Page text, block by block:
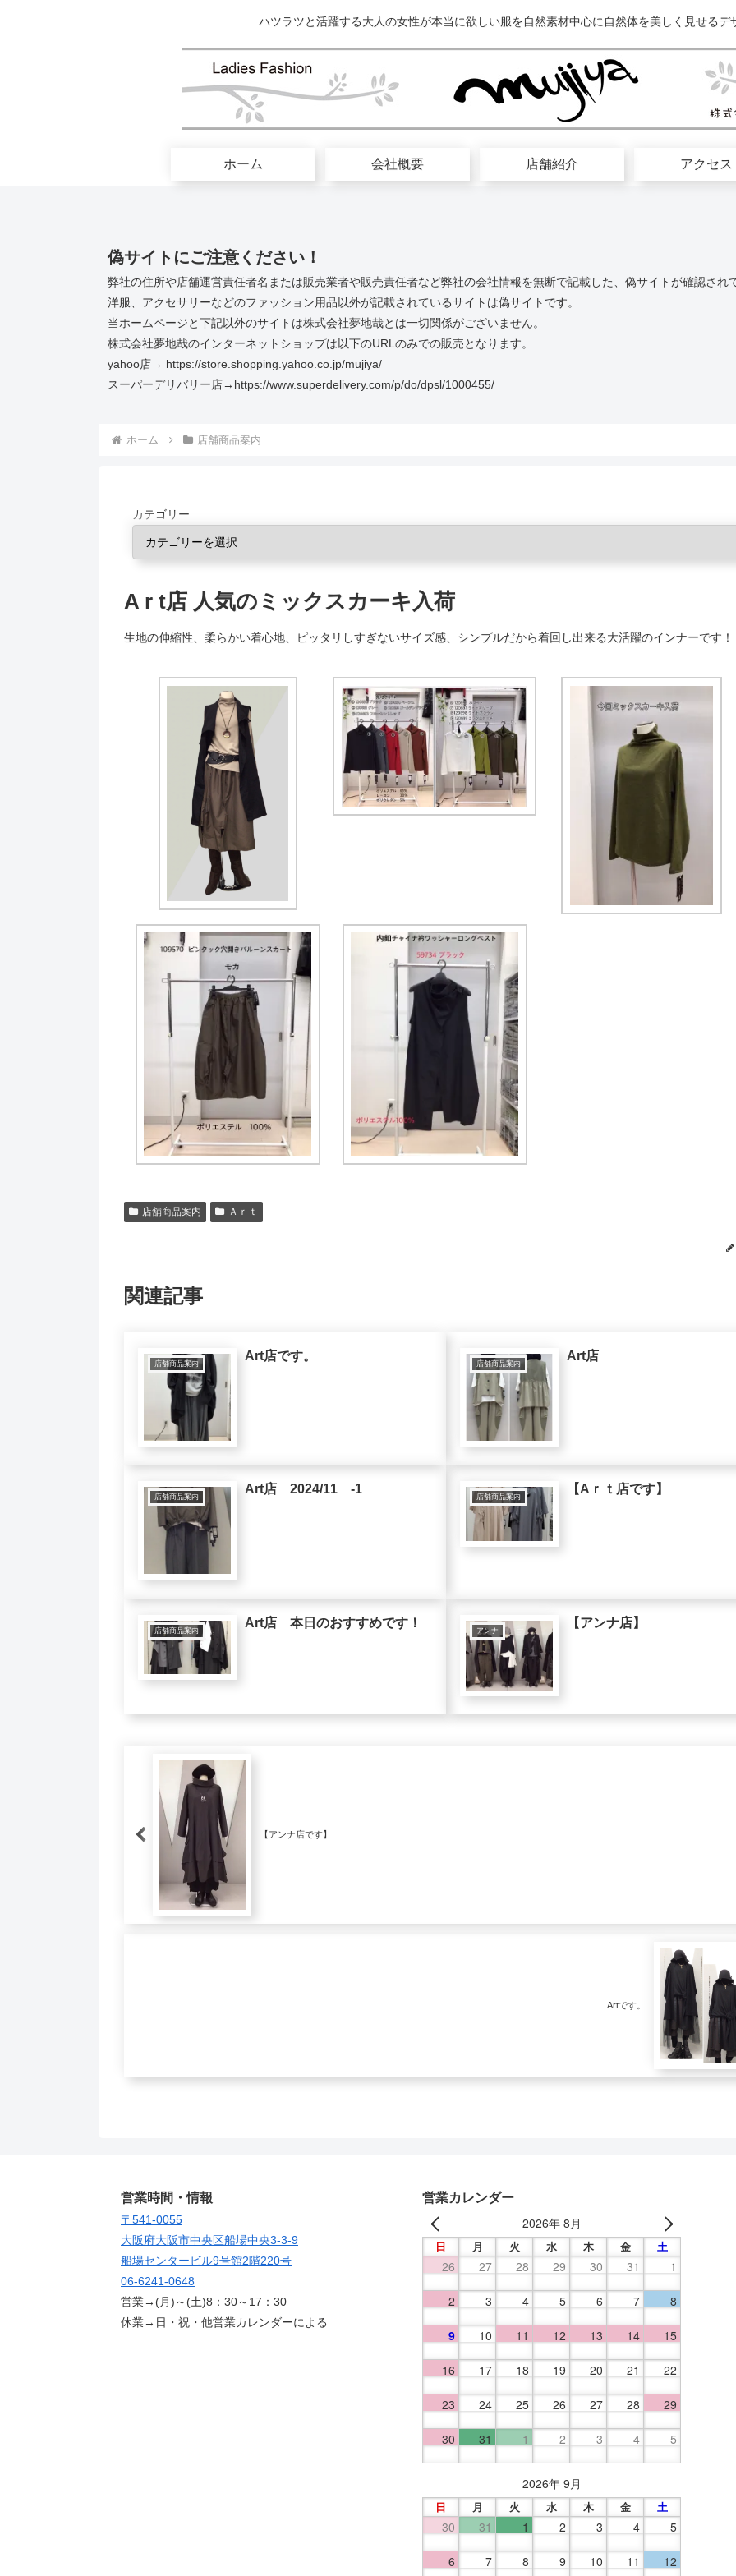
ハツラツと活躍する大人の女性が本当に欲しい服を自然素材中心に自然体を美しく見せるデ
ホーム 会社概要 店舗紹介 アクセス
偽サイトにご注意ください！
弊社の住所や店舗運営責任者名または販売業者や販売責任者など弊社の会社情報を無断で記載した、偽サイトが確認され
洋服、アクセサリーなどのファッション用品以外が記載されているサイトは偽サイトです。
当ホームページと下記以外のサイトは株式会社夢地哉とは一切関係がございません。
株式会社夢地哉のインターネットショップは以下のURLのみでの販売となります。
yahoo店→ https://store.shopping.yahoo.co.jp/mujiya/
スーパーデリバリー店→https://www.superdelivery.com/p/do/dpsl/1000455/
ホーム 店舗商品案内
カテゴリー
A r t店 人気のミックスカーキ入荷
生地の伸縮性、柔らかい着心地、ピッタリしすぎないサイズ感、シンプルだから着回し出来る大活躍のインナーです！
店舗商品案内 Ａｒｔ
関連記事
店舗商品案内
Art店です。
店舗商品案内
Art店
店舗商品案内
Art店 2024/11 -1
店舗商品案内
【Aｒｔ店です】
店舗商品案内
Art店 本日のおすすめです！
アンナ
【アンナ店】
【アンナ店です】
Artです。
営業時間・情報
〒541-0055
大阪府大阪市中央区船場中央3-3-9
船場センタービル9号館2階220号
06-6241-0648
営業→(月)～(土)8：30～17：30
休業→日・祝・他営業カレンダーによる
営業カレンダー
2026年 8月
日 月 火 水 木 金 土
26 27 28 29 30 31 1
2 3 4 5 6 7 8
9 10 11 12 13 14 15
16 17 18 19 20 21 22
23 24 25 26 27 28 29
30 31 1 2 3 4 5
2026年 9月
日 月 火 水 木 金 土
30 31 1 2 3 4 5
6 7 8 9 10 11 12